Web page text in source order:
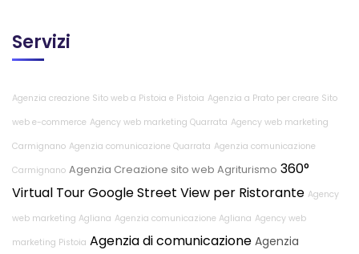
Servizi
Agenzia creazione Sito web a Pistoia e Pistoia Agenzia a Prato per creare Sito
web e-commerce Agency web marketing Quarrata Agency web marketing
Carmignano Agenzia comunicazione Quarrata Agenzia comunicazione
Carmignano Agenzia Creazione sito web Agriturismo 360°
Virtual Tour Google Street View per Ristorante Agency
web marketing Agliana Agenzia comunicazione Agliana Agency web
marketing Pistoia Agenzia di comunicazione Agenzia